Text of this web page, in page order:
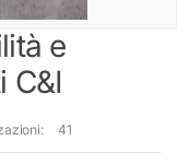
e
C&I
41